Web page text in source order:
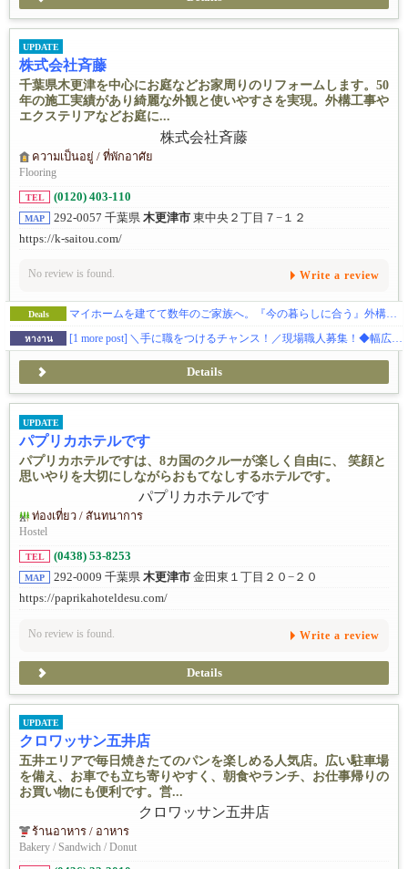
だなと改めて感じました。オススメです！！追伸翌日、肌のモチモ
チさにビックリ！水分が戻ってきた感じと肩の軽さに驚きました。
定期的に通います
UPDATE
株式会社斉藤
千葉県木更津を中心にお庭などお家周りのリフォームします。50
年の施工実績があり綺麗な外観と使いやすさを実現。外構工事や
エクステリアなどお庭に...
ความเป็นอยู่ / ที่พักอาศัย
Flooring
TEL (0120) 403-110
MAP 292-0057 千葉県 木更津市 東中央２丁目７−１２
https://k-saitou.com/
No review is found. Write a review
Deals マイホームを建てて数年のご家族へ。『今の暮らしに合う』外構づくり
หางาน [1 more post] ＼手に職をつけるチャンス！／現場職人募集！◆幅広い年代が活躍中◆初心者・年配の方も歓迎！
Details
UPDATE
パプリカホテルです
パプリカホテルですは、8カ国のクルーが楽しく自由に、 笑顔と
思いやりを大切にしながらおもてなしするホテルです。
ท่องเที่ยว / สันทนาการ
Hostel
TEL (0438) 53-8253
MAP 292-0009 千葉県 木更津市 金田東１丁目２０−２０
https://paprikahoteldesu.com/
No review is found. Write a review
Details
UPDATE
クロワッサン五井店
五井エリアで毎日焼きたてのパンを楽しめる人気店。広い駐車場
を備え、お車でも立ち寄りやすく、朝食やランチ、お仕事帰りの
お買い物にも便利です。営...
ร้านอาหาร / อาหาร
Bakery / Sandwich / Donut